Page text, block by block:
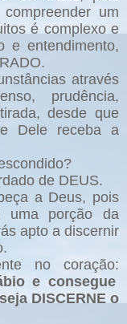
um
é complexo e
e entendimento,
através
prudência,
desde que
Dele receba a
de DEUS.
a Deus, pois
uma porção da
apto a discernir
no coração:
e consegue
DISCERNE o